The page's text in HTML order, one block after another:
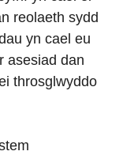
reolaeth sydd
yn cael eu
asesiad dan
throsglwyddo